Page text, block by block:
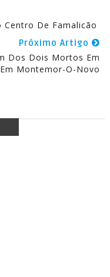
Centro De Famalicão
Próximo Artigo
Dos Dois Mortos Em
Montemor-O-Novo